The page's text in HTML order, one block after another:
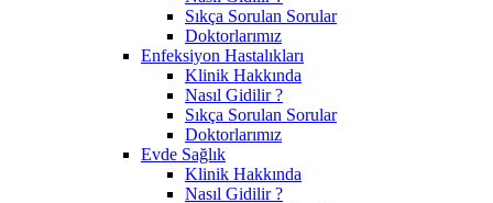
Sıkça Sorulan Sorular
Doktorlarımız
Enfeksiyon Hastalıkları
Klinik Hakkında
Nasıl Gidilir ?
Sıkça Sorulan Sorular
Doktorlarımız
Evde Sağlık
Klinik Hakkında
Nasıl Gidilir ?